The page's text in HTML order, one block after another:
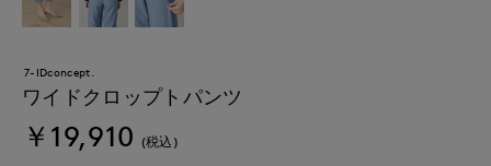
7-IDconcept.
ワイドクロップトパンツ
￥19,910 (税込)